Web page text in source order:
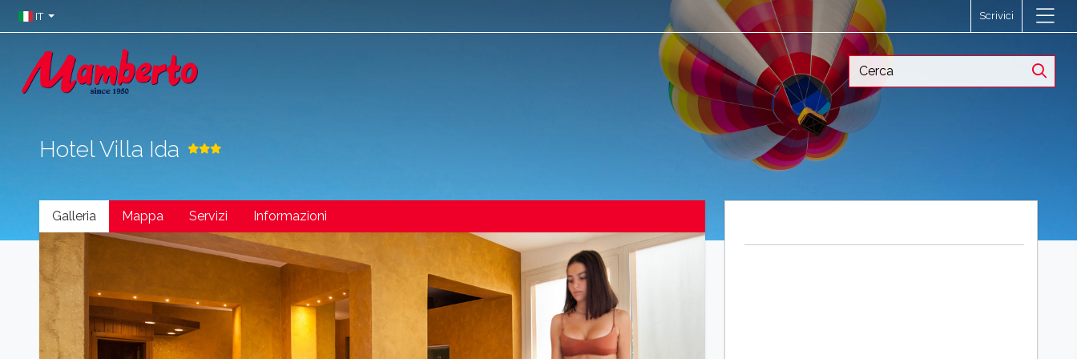
IT Scrivici
Hotel Villa Ida
Galleria Mappa Servizi Informazioni